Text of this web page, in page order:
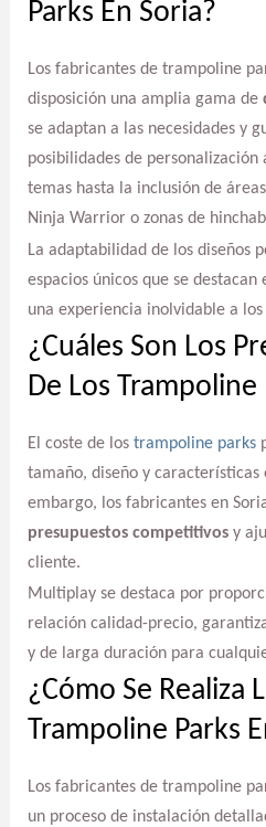
Parks En Soria?
Los fabricantes de trampoline
disposición una amplia gama de
se adaptan a las necesidades y
posibilidades de personalización
temas hasta la inclusión de
Ninja Warrior o zonas de
La adaptabilidad de los diseños
espacios únicos que se
una experiencia inolvidable a los
¿Cuáles Son Los
De Los Trampoline
El coste de los trampoline parks
tamaño, diseño y características
embargo, los fabricantes en
presupuestos competitivosy
cliente.
Multiplay se destaca por
relación calidad-precio,
y de larga duración para
¿Cómo Se Realiza
Trampoline Parks
Los fabricantes de trampoline
un proceso de instalación